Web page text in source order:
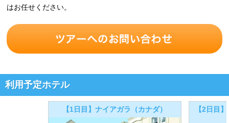
はお任せください。
利用予定ホテル
【1日目】ナイアガラ（カナダ）
【2日目